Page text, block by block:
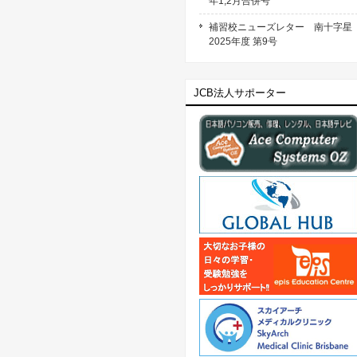
補習校ニューズレター 南十字
2025年度 第9号
JCB法人サポーター